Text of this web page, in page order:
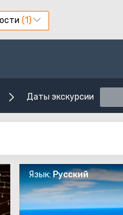
Даты экскурсии
Язык:Русский